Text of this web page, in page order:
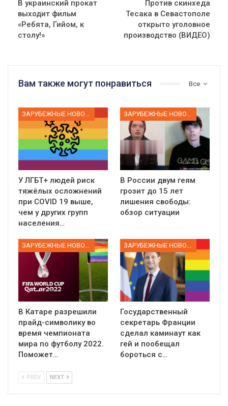
В украинский прокат
выходит фильм
«Ребята, Гийом, к
столу!»
Против скинхеда
Тесака в Севастополе
открыто уголовное
производство (ВИДЕО)
Все
Вам также могут понравиться
У ЛГБТ+ людей риск
тяжёлых осложнений
при COVID 19 выше,
чем у других групп
населения…
В России двум геям
грозит до 15 лет
лишения свободы:
обзор ситуации
ЗАРУБЕЖНЫЕ НОВОСТИ
В Катаре разрешили
прайд-символику во
время чемпионата
мира по футболу 2022.
Поможет…
ЗАРУБЕЖНЫЕ НОВОСТИ
Государственный
секретарь Франции
сделал каминаут как
гей и пообещал
бороться с…
PREV NEXT